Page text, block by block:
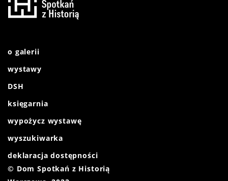
o galerii
wystawy
DSH
księgarnia
wypożycz wystawę
wyszukiwarka
deklaracja dostępności
© Dom Spotkań z Historią